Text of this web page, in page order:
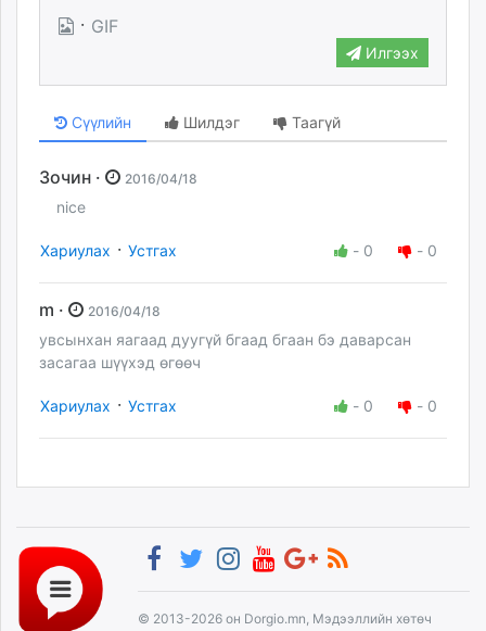
· GIF
Илгээх
Сүүлийн Шилдэг Таагүй
Зочин · 2016/04/18
nice
Хариулах · Устгах - 0 - 0
m · 2016/04/18
увсынхан яагаад дуугүй бгаад бгаан бэ даварсан
засагаа шүүхэд өгөөч
Хариулах · Устгах - 0 - 0
© 2013-2026 он Dorgio.mn, Мэдээллийн хөтөч